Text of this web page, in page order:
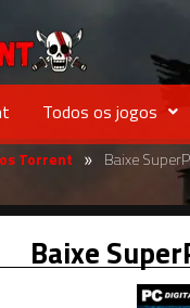
Todos os jogos
Torrent » Baixe
Baixe